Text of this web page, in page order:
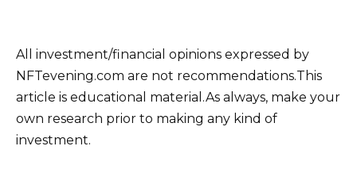
All investment/financial opinions expressed by
NFTevening.com are not recommendations.This
article is educational material.As always, make your
own research prior to making any kind of
investment.